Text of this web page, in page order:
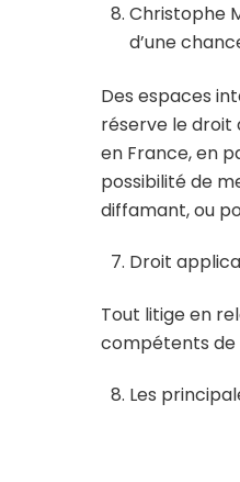
Christophe
d’une
Des espaces
réserve le droit
en France, en
possibilité de
diffamant, ou
Droit
Tout litige en
compétents de
Les